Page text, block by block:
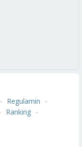
Regulamin
Ranking